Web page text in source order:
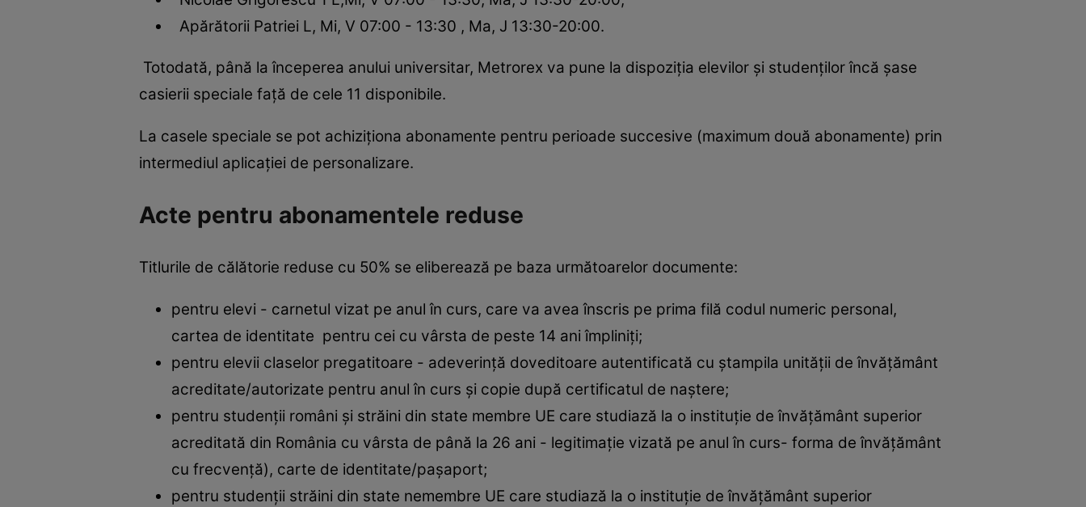
Apărătorii Patriei L, Mi, V 07:00 - 13:30 , Ma, J 13:30-20:00.
Totodată, până la începerea anului universitar, Metrorex va pune la dispoziția elevilor și studenților încă șase
casierii speciale față de cele 11 disponibile.
La casele speciale se pot achiziţiona abonamente pentru perioade succesive (maximum două abonamente) prin
intermediul aplicației de personalizare.
Acte pentru abonamentele reduse
Titlurile de călătorie reduse cu 50% se eliberează pe baza următoarelor documente:
pentru elevi - carnetul vizat pe anul în curs, care va avea înscris pe prima filă codul numeric personal,
cartea de identitate pentru cei cu vârsta de peste 14 ani împliniți;
pentru elevii claselor pregatitoare - adeverință doveditoare autentificată cu ștampila unității de învățământ
acreditate/autorizate pentru anul în curs și copie după certificatul de naștere;
pentru studenții români și străini din state membre UE care studiază la o instituție de învățământ superior
acreditată din România cu vârsta de până la 26 ani - legitimație vizată pe anul în curs- forma de învățământ
cu frecvență), carte de identitate/pașaport;
pentru studenții străini din state nemembre UE care studiază la o instituție de învățământ superior